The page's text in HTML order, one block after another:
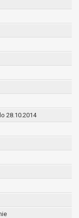
28.10.2014
i
osoby, której
fizycznej;
w
dane osobowe
na podstawie
zakresie i celu
w celu
mogą być
odbiorcom lub
dane